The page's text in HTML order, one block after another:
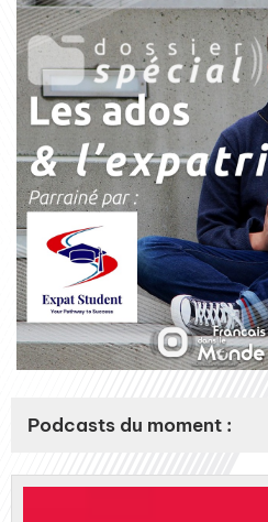
Podcasts du moment :